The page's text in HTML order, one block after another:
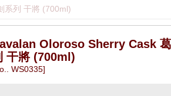
系列 干將 (700ml)
Oloroso Sherry Cask
干將 (700ml)
WS0335]